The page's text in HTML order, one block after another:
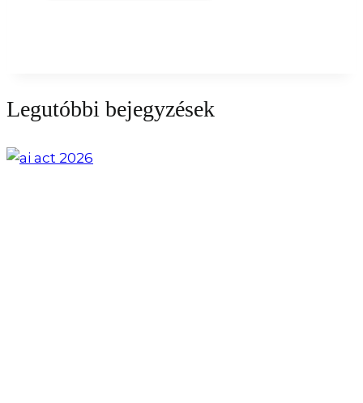
Legutóbbi bejegyzések